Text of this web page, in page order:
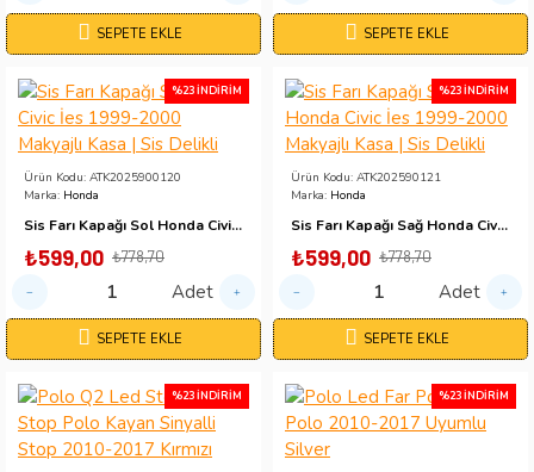
SEPETE EKLE SEPETE EKLE
%23 İNDIRIM
Ürün Kodu: ATK2025900120
Marka: Honda
Sis Farı Kapağı Sol Honda Civic İes 1999-2000 Makyajlı Kasa | Sis Delikli
₺599,00 ₺778,70
Adet
SEPETE EKLE
%23 İNDIRIM
Ürün Kodu: ATK202590121
Marka: Honda
Sis Farı Kapağı Sağ Honda Civic İes 1999-2000 Makyajlı Kasa | Sis Delikli
₺599,00 ₺778,70
Adet
SEPETE EKLE
%23 İNDIRIM %23 İNDIRIM